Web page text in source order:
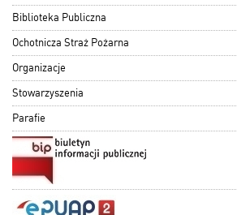
Biblioteka Publiczna
Ochotnicza Straż Pożarna
Organizacje
Stowarzyszenia
Parafie